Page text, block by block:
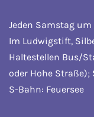
Jeden Samstag um
Im Ludwigstift,
Haltestellen Bus/
oder Hohe
S-Bahn: Feuersee